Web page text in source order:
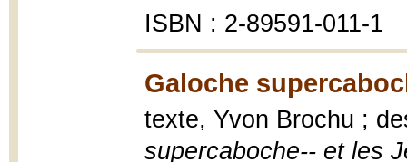
ISBN : 2-89591-011-1
Galoche
texte, Yvon Brochu ;
supercaboche-- et les